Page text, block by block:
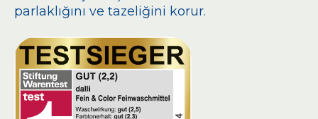
parlaklığını ve tazeliğini korur.